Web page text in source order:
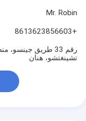
Mr. Robin
+8613623856603
رقم 33 طريق جينسو،
تشينغتشو، هنان